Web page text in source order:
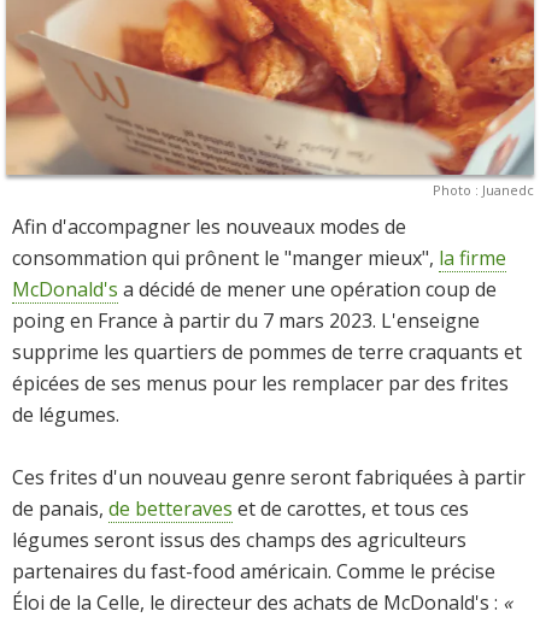
Photo : Juanedc
Afin d'accompagner les nouveaux modes de
consommation qui prônent le "manger mieux", la firme
McDonald's a décidé de mener une opération coup de
poing en France à partir du 7 mars 2023. L'enseigne
supprime les quartiers de pommes de terre craquants et
épicées de ses menus pour les remplacer par des frites
de légumes.
Ces frites d'un nouveau genre seront fabriquées à partir
de panais, de betteraves et de carottes, et tous ces
légumes seront issus des champs des agriculteurs
partenaires du fast-food américain. Comme le précise
Éloi de la Celle, le directeur des achats de McDonald's : «